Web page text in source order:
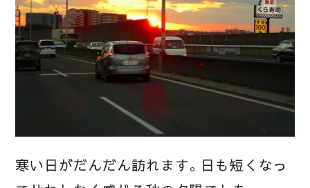
寒い日がだんだん訪れます。日も短くなっ